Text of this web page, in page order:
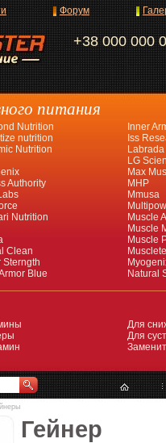
+38 000 000
Форум
питания
Nutrition
nutrition
Nutrition
Authority
Nutrition
Clean
Sterngth
Blue
Inner
Iss
Labrada
LG
Max
MHP
Mmusa
Muscle
Muscle
Muscle
Natural
Для
Для
Гейнер